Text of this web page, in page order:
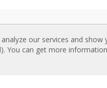
Luftridåer kataloger
our services and
You can get more